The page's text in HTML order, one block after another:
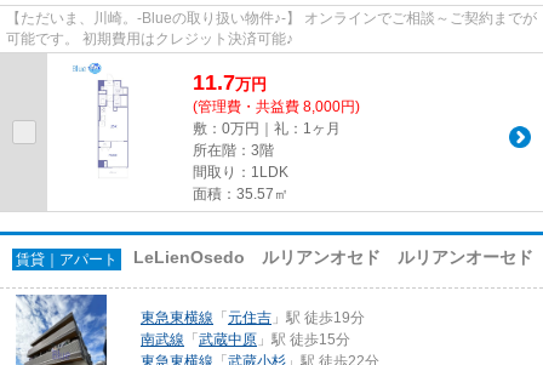
【ただいま、川崎。-Blueの取り扱い物件♪-】 オンラインでご相談～ご契約までが
可能です。 初期費用はクレジット決済可能♪
11.7万円
(管理費・共益費 8,000円)
敷：0万円｜礼：1ヶ月
所在階：3階
間取り：1LDK
面積：35.57㎡
賃貸｜アパート LeLienOsedo ルリアンオセド ルリアンオーセド
東急東横線 「 元住吉 」駅 徒歩19分
南武線 「 武蔵中原 」駅 徒歩15分
東急東横線 「 武蔵小杉 」駅 徒歩22分